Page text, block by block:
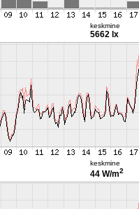
keskmine
5662 lx
keskmine
44 W/m2